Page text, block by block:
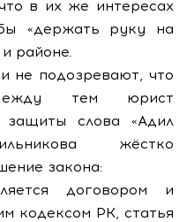
в их же интересах
«держать руку на
районе.
не подозревают, что
тем юрист
слова «Адил
жёстко
закона:
договором и
кодексом РК, статья